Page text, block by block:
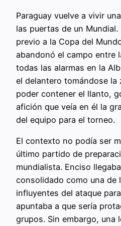
Paraguay vuelve a vivir
las puertas de un
previo a la Copa del
abandonó el campo entre
todas las alarmas en la
el delantero tomándose la
poder contener el llanto,
afición que veía en él la
del equipo para el torneo.
El contexto no podía ser
último partido de
mundialista. Enciso
consolidado como una de
influyentes del ataque
apuntaba a que sería
grupos. Sin embargo, una